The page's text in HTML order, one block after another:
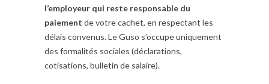
l’employeur qui reste responsable du
paiement de votre cachet, en respectant les
délais convenus. Le Guso s’occupe uniquement
des formalités sociales (déclarations,
cotisations, bulletin de salaire).